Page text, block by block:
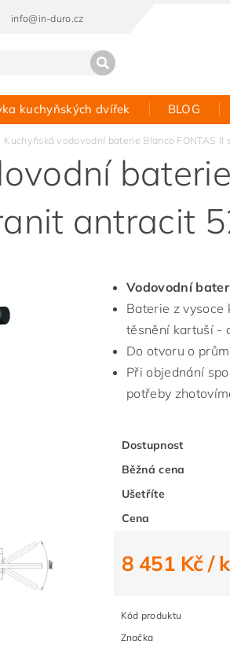
info@in-duro.cz
kuchyňských dvířek BLOG
Kuchyňská vodovodní baterie Blanco FONTAS
antracit
Vodovodní
Baterie z vysoce
těsnění kartuší -
Do otvoru o
Při objednání
potřeby
Dostupnost
Běžná cena
Ušetříte
Cena
8 451 Kč/
Kód produktu
Značka